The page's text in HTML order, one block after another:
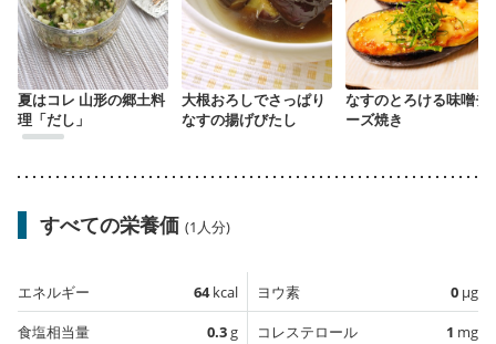
夏はコレ 山形の郷土料
理「だし」
大根おろしでさっぱり
なすの揚げびたし
なすのとろける味噌チ
ーズ焼き
すべての栄養価 (1人分)
エネルギー 64kcal
食塩相当量
0.3g
ヨウ素 0 µg
コレステロール
1 mg